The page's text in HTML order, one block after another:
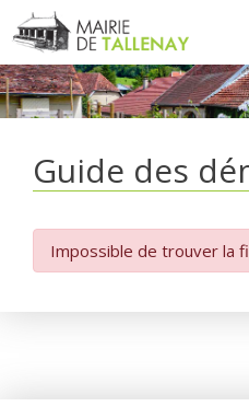
Aller
au
contenu
Guide des
Impossible de trouver la